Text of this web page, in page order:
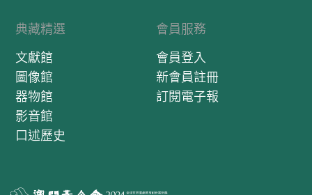
典藏精選
文獻館
圖像館
器物館
影音館
口述歷史
會員服務
會員登入
新會員註冊
訂閱電子報